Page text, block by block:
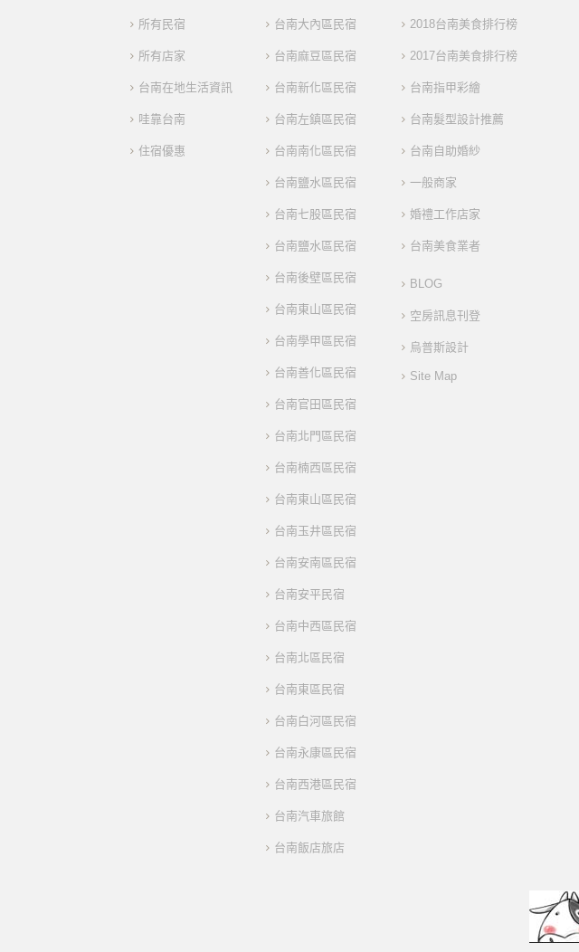
所有民宿
所有店家
台南在地生活資訊
哇靠台南
住宿優惠
台南大內區民宿
台南麻豆區民宿
台南新化區民宿
台南左鎮區民宿
台南南化區民宿
台南鹽水區民宿
台南七股區民宿
台南鹽水區民宿
台南後壁區民宿
台南東山區民宿
台南學甲區民宿
台南善化區民宿
台南官田區民宿
台南北門區民宿
台南楠西區民宿
台南東山區民宿
台南玉井區民宿
台南安南區民宿
台南安平民宿
台南中西區民宿
台南北區民宿
台南東區民宿
台南白河區民宿
台南永康區民宿
台南西港區民宿
台南汽車旅館
台南飯店旅店
2018台南美食排行榜
2017台南美食排行榜
台南指甲彩繪
台南髮型設計推薦
台南自助婚紗
一般商家
婚禮工作店家
台南美食業者
BLOG
空房訊息刊登
烏普斯設計
Site Map